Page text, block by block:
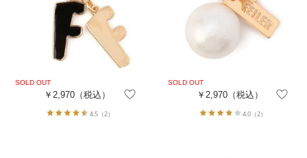
￥2,970 （税込）
4.5 （2）
￥2,970（税込）
4.0（2）